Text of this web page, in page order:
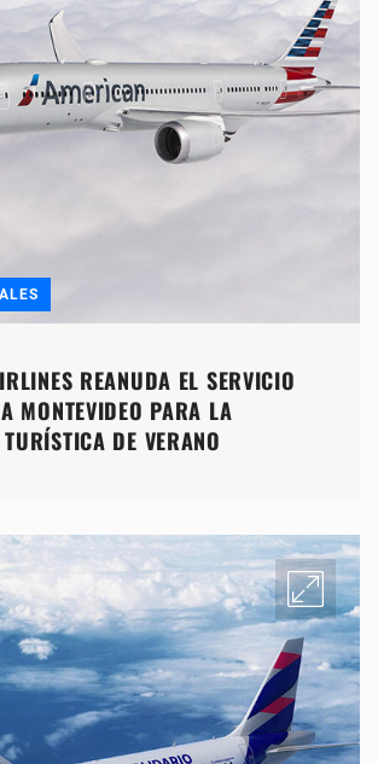
REANUDA EL SERVICIO
MONTEVIDEO PARA LA
DE VERANO